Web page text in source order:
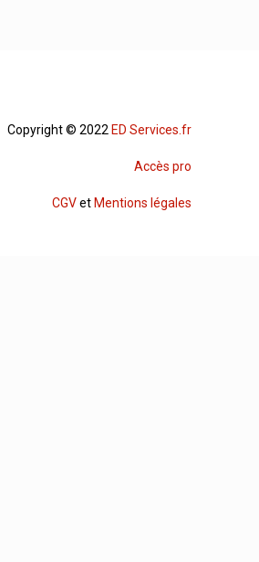
Copyright © 2022 ED Services.fr
Accès pro
CGVet Mentions légales